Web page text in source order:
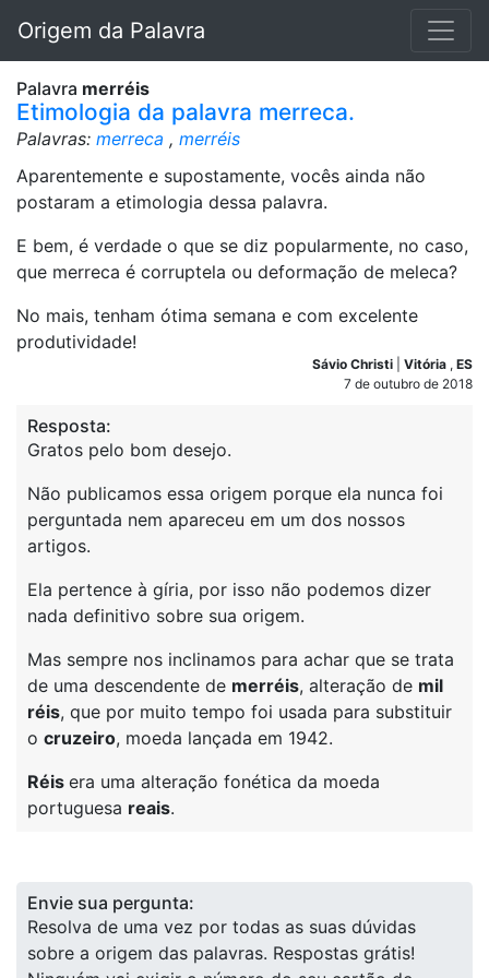
Origem da Palavra
Palavra merréis
Etimologia da palavra merreca.
Palavras: merreca , merréis
Aparentemente e supostamente, vocês ainda não
postaram a etimologia dessa palavra.
E bem, é verdade o que se diz popularmente, no caso,
que merreca é corruptela ou deformação de meleca?
No mais, tenham ótima semana e com excelente
produtividade!
Sávio Christi Vitória , ES
7 de outubro de 2018
Resposta:
Gratos pelo bom desejo.
Não publicamos essa origem porque ela nunca foi
perguntada nem apareceu em um dos nossos
artigos.
Ela pertence à gíria, por isso não podemos dizer
nada definitivo sobre sua origem.
Mas sempre nos inclinamos para achar que se trata
de uma descendente de merréis, alteração de mil
réis, que por muito tempo foi usada para substituir
o cruzeiro, moeda lançada em 1942.
Réis era uma alteração fonética da moeda
portuguesa reais.
Envie sua pergunta:
Resolva de uma vez por todas as suas dúvidas
sobre a origem das palavras. Respostas grátis!